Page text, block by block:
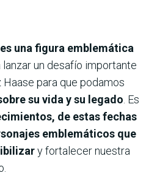
una figura emblemática
lanzar un desafío importante
para que podamos
su vida y su legado . Es
de estas fechas
emblemáticos que
y fortalecer nuestra